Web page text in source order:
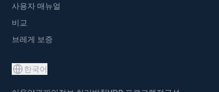
사용자 매뉴얼
비교
브레게 보증
한국어